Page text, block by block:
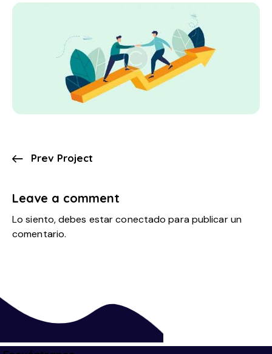
Prev Project
Leave a comment
Lo siento, debes estarconectado para publicar un
comentario.